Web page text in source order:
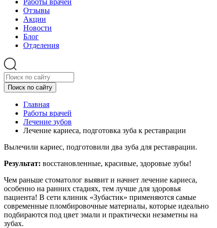
Работы врачей
Отзывы
Акции
Новости
Блог
Отделения
Главная
Работы врачей
Лечение зубов
Лечение кариеса, подготовка зуба к реставрации
Вылечили кариес, подготовили два зуба для реставрации.
Результат: восстановленные, красивые, здоровые зубы!
Чем раньше стоматолог выявит и начнет лечение кариеса,
особенно на ранних стадиях, тем лучше для здоровья
пациента! В сети клиник «Зубастик» применяются самые
современные пломбировочные материалы, которые идеально
подбираются под цвет эмали и практически незаметны на
зубах.